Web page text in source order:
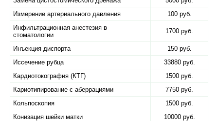
Измерение артериального давления
100 руб.
Инфильтрационная анестезия в
стоматологии
1700 руб.
Инъекция диспорта
150 руб.
Иссечение рубца
33880 руб.
Кардиотокография (КТГ)
1500 руб.
Кариотипирование с аберрациями
7750 руб.
Кольпоскопия
1500 руб.
Конизация шейки матки
10000 руб.